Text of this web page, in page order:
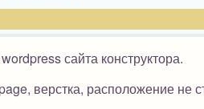
сайта конструктора.
верстка, расположение не